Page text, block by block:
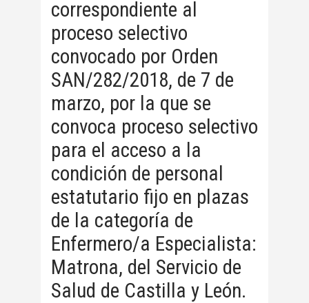
correspondiente al
proceso selectivo
convocado por Orden
SAN/282/2018, de 7 de
marzo, por la que se
convoca proceso selectivo
para el acceso a la
condición de personal
estatutario fijo en plazas
de la categoría de
Enfermero/a Especialista:
Matrona, del Servicio de
Salud de Castilla y León.